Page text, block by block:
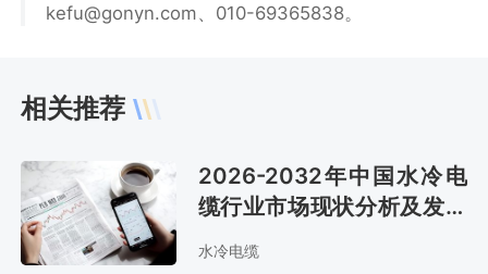
kefu@gonyn.com、010-69365838。
相关推荐
2026-2032年中国水冷电
缆行业市场现状分析及发展
战略咨询报告
水冷电缆